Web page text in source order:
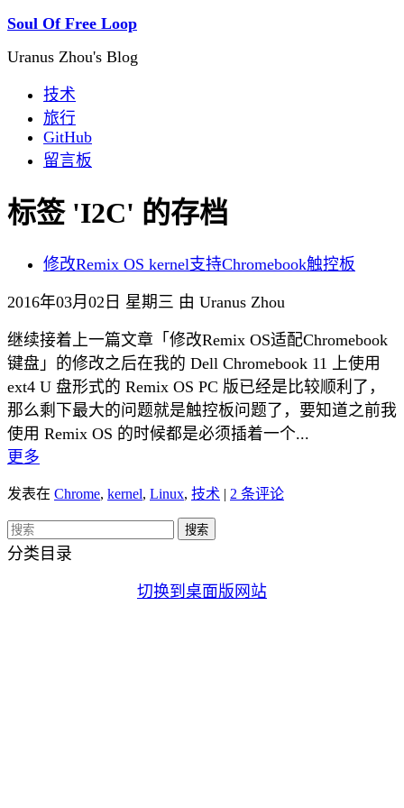
Soul Of Free Loop
Uranus Zhou's Blog
技术
旅行
GitHub
留言板
标签 'I2C' 的存档
修改Remix OS kernel支持Chromebook触控板
2016年03月02日 星期三 由 Uranus Zhou
继续接着上一篇文章「修改Remix OS适配Chromebook
键盘」的修改之后在我的 Dell Chromebook 11 上使用
ext4 U 盘形式的 Remix OS PC 版已经是比较顺利了，
那么剩下最大的问题就是触控板问题了，要知道之前我
使用 Remix OS 的时候都是必须插着一个...
更多
发表在 Chrome, kernel, Linux, 技术 | 2 条评论
分类目录
切换到桌面版网站